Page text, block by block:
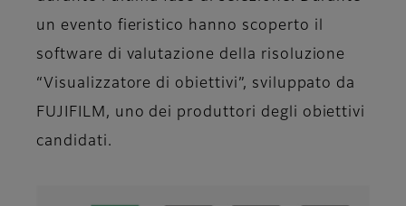
un evento fieristico hanno scoperto il
software di valutazione della risoluzione
“Visualizzatore di obiettivi”, sviluppato da
FUJIFILM, uno dei produttori degli obiettivi
candidati.